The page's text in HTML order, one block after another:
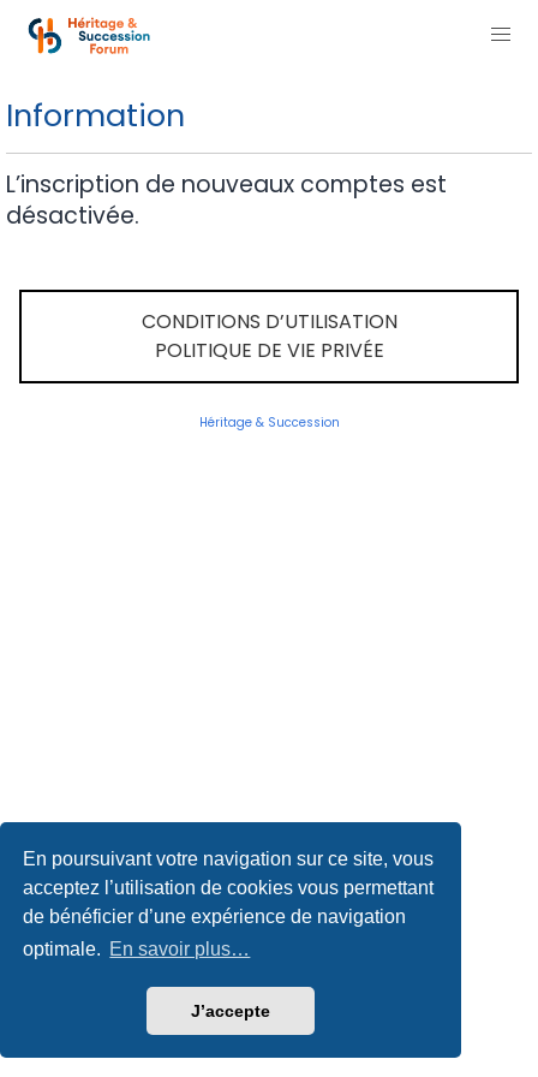
En poursuivant votre navigation sur ce site, vous
acceptez l’utilisation de cookies vous permettant
de bénéficier d’une expérience de navigation
optimale. En savoir plus…
J’accepte
Information
L’inscription de nouveaux comptes est
désactivée.
CONDITIONS D’UTILISATION
POLITIQUE DE VIE PRIVÉE
Héritage & Succession